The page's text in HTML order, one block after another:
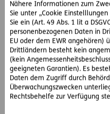
Nähere Informationen zum
Sie unter „Cookie
Sie ein (Art. 49 Abs. 1 lit a
personenbezogenen Daten in
EU oder dem EWR angehören)
Drittländern besteht kein
(kein
geeigneten Garantien). Es
Daten dem Zugriff durch
Überwachungszwecken
Rechtsbehelfe zur Verfügung
Die ERGO Richtlinien
Bedarf aktualisiert.
Information, Schulung &
Die regelmäßige
ist ein wesentlicher
Management Systems. Sie